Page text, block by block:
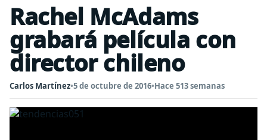
Rachel McAdams
grabará película con
director chileno
Carlos Martínez•5 de octubre de 2016•Hace 513 semanas